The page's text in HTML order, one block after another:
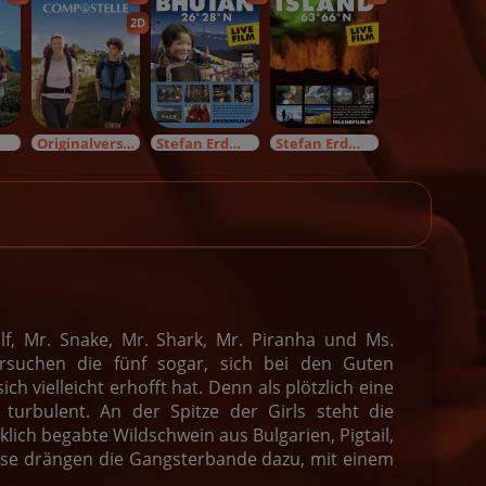
2D
Originalversion Stefan Erdmann live Stefan Erdmann live
Mr. Snake, Mr. Shark, Mr. Piranha und Ms.
die fünf sogar, sich bei den Guten
vielleicht erhofft hat. Denn als plötzlich eine
An der Spitze der Girls steht die
begabte Wildschwein aus Bulgarien, Pigtail,
drängen die Gangsterbande dazu, mit einem